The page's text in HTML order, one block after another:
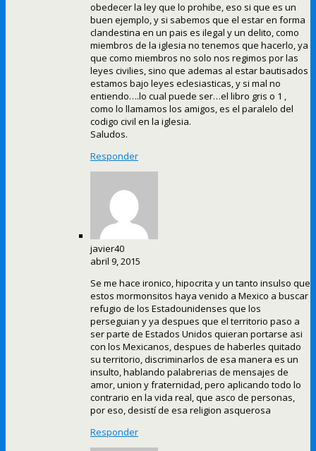
obedecer la ley que lo prohibe, eso si que es un
buen ejemplo, y si sabemos que el estar en forma
clandestina en un pais es ilegal y un delito, como
miembros de la iglesia no tenemos que hacerlo, ya
que como miembros no solo nos regimos por las
leyes civilies, sino que ademas al estar bautisados
estamos bajo leyes eclesiasticas, y si mal no
entiendo….lo cual puede ser…el libro gris o 1 ,
como lo llamamos los amigos, es el paralelo del
codigo civil en la iglesia.
Saludos.
Responder
javier40
abril 9, 2015
Se me hace ironico, hipocrita y un tanto insulso que
estos mormonsitos haya venido a Mexico a buscar
refugio de los Estadounidenses que los
perseguian y ya despues que el territorio paso a
ser parte de Estados Unidos quieran portarse asi
con los Mexicanos, despues de haberles quitado
su territorio, discriminarlos de esa manera es un
insulto, hablando palabrerias de mensajes de
amor, union y fraternidad, pero aplicando todo lo
contrario en la vida real, que asco de personas,
por eso, desistí de esa religion asquerosa
Responder